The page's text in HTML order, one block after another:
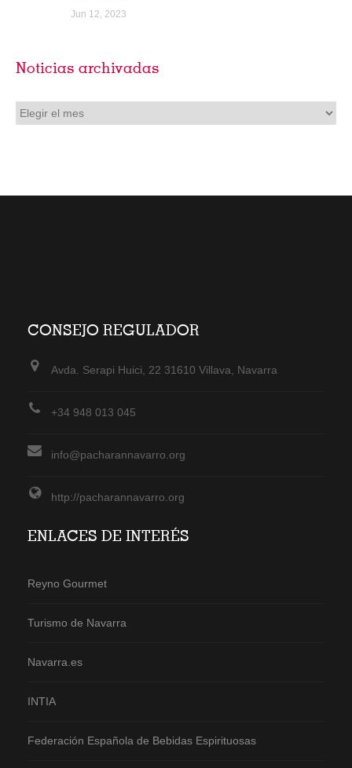
Jun 12, 2023
Noticias archivadas
Noticias
archivadas
CONSEJO REGULADOR
Avda. Serapi Huici, 22 31610 Villava, Navarra
+34 948 013 045
info@pacharannavarro.org
http://pacharannavarro.org
ENLACES DE INTERÉS
Reyno Gourmet
Turismo de Navarra
Navarra.es
INTIA
Federación Española de Bebidas Espirituosas